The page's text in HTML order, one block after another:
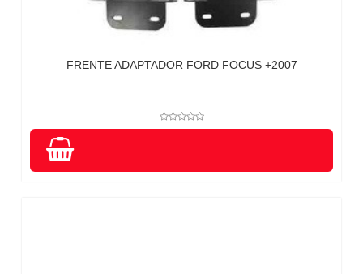
FRENTE ADAPTADOR FORD FOCUS +2007